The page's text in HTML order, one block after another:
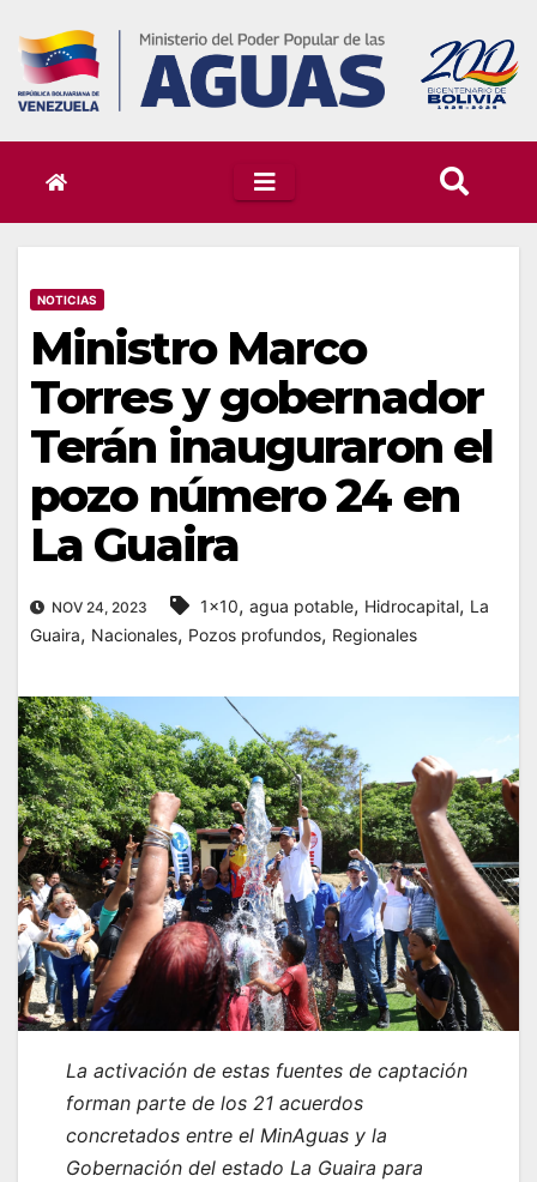
content
NOTICIAS
Ministro Marco
Torres y gobernador
Terán inauguraron el
pozo número 24 en
La Guaira
NOV 24, 2023 1x10, agua potable, Hidrocapital, La
Guaira, Nacionales, Pozos profundos, Regionales
La activación de estas fuentes de captación
forman parte de los 21 acuerdos
concretados entre el MinAguas y la
Gobernación del estado La Guaira para